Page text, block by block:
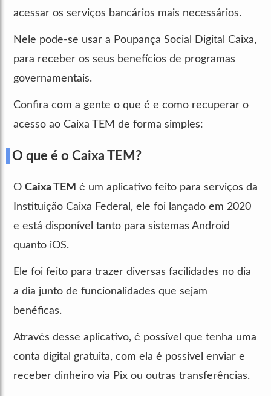
acessar os serviços bancários mais necessários.
Nele pode-se usar a Poupança Social Digital Caixa,
para receber os seus benefícios de programas
governamentais.
Confira com a gente o que é e como recuperar o
acesso ao Caixa TEM de forma simples:
O que é o Caixa TEM?
O Caixa TEM é um aplicativo feito para serviços da
Instituição Caixa Federal, ele foi lançado em 2020
e está disponível tanto para sistemas Android
quanto iOS.
Ele foi feito para trazer diversas facilidades no dia
a dia junto de funcionalidades que sejam
benéficas.
Através desse aplicativo, é possível que tenha uma
conta digital gratuita, com ela é possível enviar e
receber dinheiro via Pix ou outras transferências.